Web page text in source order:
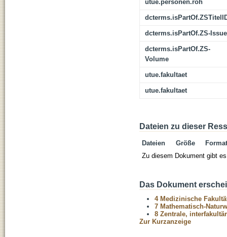
utue.personen.roh
dcterms.isPartOf.ZS-Issue
dcterms.isPartOf.ZS-
Volume
utue.fakultaet
utue.fakultaet
Dateien zu dieser
Dateien Größe
Format
Zu diesem Dokument gibt
Das Dokument
4 Medizinische
7 Mathematisch-
8 Zentrale,
Zur Kurzanzeige